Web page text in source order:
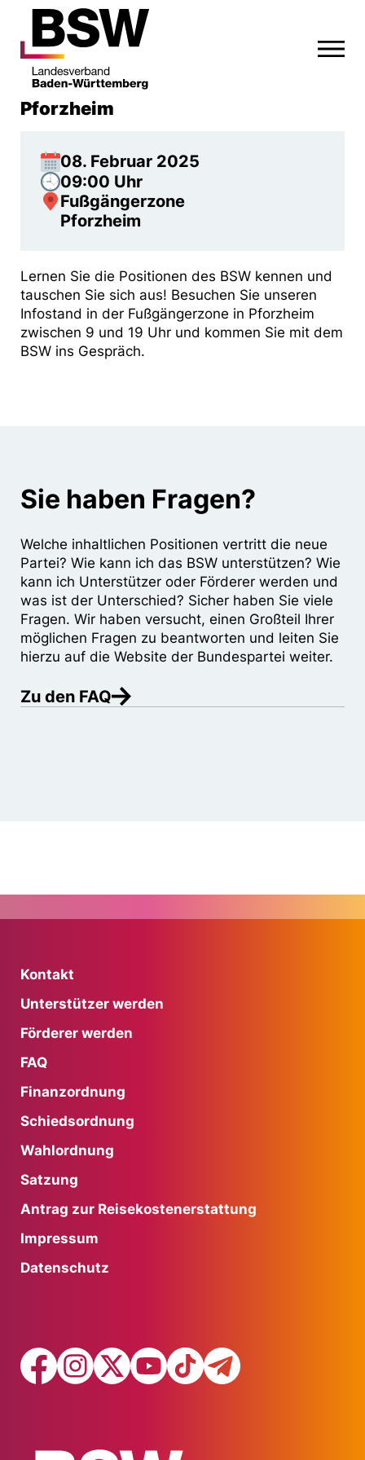
Pforzheim
08. Februar 2025
09:00 Uhr
Fußgängerzone
Pforzheim
Lernen Sie die Positionen des BSW kennen und
tauschen Sie sich aus! Besuchen Sie unseren
Infostand in der Fußgängerzone in Pforzheim
zwischen 9 und 19 Uhr und kommen Sie mit dem
BSW ins Gespräch.
Sie haben Fragen?
Welche inhaltlichen Positionen vertritt die neue
Partei? Wie kann ich das BSW unterstützen? Wie
kann ich Unterstützer oder Förderer werden und
was ist der Unterschied? Sicher haben Sie viele
Fragen. Wir haben versucht, einen Großteil Ihrer
möglichen Fragen zu beantworten und leiten Sie
hierzu auf die Website der Bundespartei weiter.
Zu den FAQ
Kontakt
Unterstützer werden
Förderer werden
FAQ
Finanzordnung
Schiedsordnung
Wahlordnung
Satzung
Antrag zur Reisekostenerstattung
Impressum
Datenschutz